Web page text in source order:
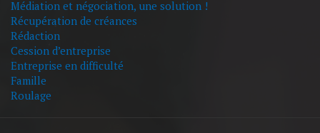
Médiation et négociation, une solution !
Récupération de créances
Rédaction
Cession d’entreprise
Entreprise en difficulté
Famille
Roulage